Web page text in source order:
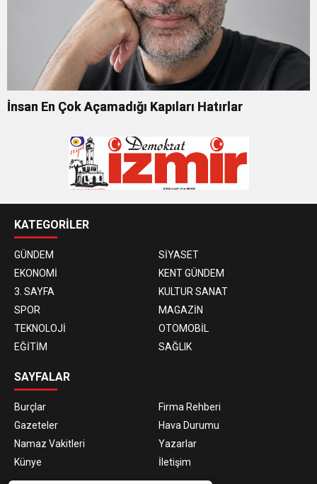
İnsan En Çok Açamadığı Kapıları Hatırlar
KATEGORİLER
GÜNDEM
SİYASET
EKONOMİ
KENT GÜNDEM
3. SAYFA
KULTUR SANAT
SPOR
MAGAZİN
TEKNOLOJİ
OTOMOBİL
EĞİTİM
SAĞLIK
SAYFALAR
Burçlar
Firma Rehberi
Gazeteler
Hava Durumu
Namaz Vakitleri
Yazarlar
Künye
İletişim